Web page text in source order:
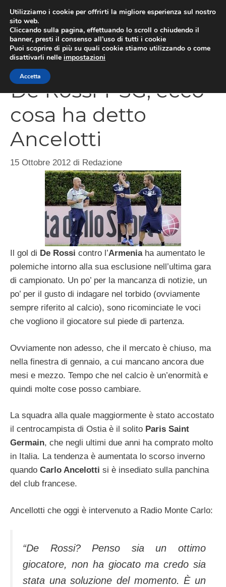
contenuto
De Rossi-PSG, ecco
cosa ha detto
Ancelotti
15 Ottobre 2012 di Redazione
Il gol di De Rossi contro l’Armeniaha aumentato le
polemiche intorno alla sua esclusione nell’ultima gara
di campionato. Un po’ per la mancanza di notizie, un
po’ per il gusto di indagare nel torbido (ovviamente
sempre riferito al calcio), sono ricominciate le voci
che vogliono il giocatore sul piede di partenza.
Ovviamente non adesso, che il mercato è chiuso, ma
nella finestra di gennaio, a cui mancano ancora due
mesi e mezzo. Tempo che nel calcio è un’enormità e
quindi molte cose posso cambiare.
La squadra alla quale maggiormente è stato accostato
il centrocampista di Ostia è il solito Paris Saint
Germain, che negli ultimi due anni ha comprato molto
in Italia. La tendenza è aumentata lo scorso inverno
quando Carlo Ancelotti si è insediato sulla panchina
del club francese.
Ancellotti che oggi è intervenuto a Radio Monte Carlo:
“De Rossi? Penso sia un ottimo
giocatore, non ha giocato ma credo sia
stata una soluzione del momento. È un
Utilizziamo i cookie per offrirti la migliore esperienza sul nostro
sito web.
Cliccando sulla pagina, effettuando lo scroll o chiudendo il
banner, presti il consenso all’uso di tutti i cookie
Puoi scoprire di più su quali cookie stiamo utilizzando o come
disattivarli nelle impostazioni
Accetta